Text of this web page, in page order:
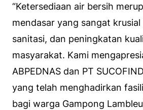
“Ketersediaan air bersih
mendasar yang sangat
sanitasi, dan peningkatan
masyarakat. Kami
ABPEDNAS dan PT
yang telah menghadirkan
bagi warga Gampong